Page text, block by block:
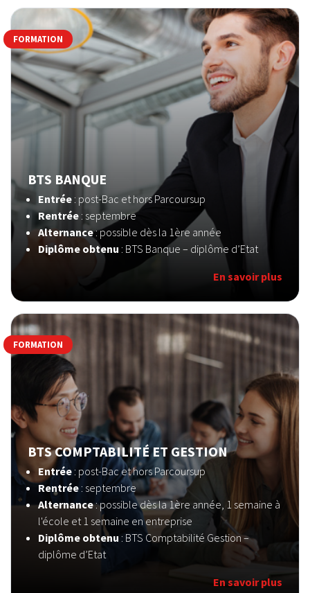
BTS BANQUE
Entrée : post-Bac et hors Parcoursup
Rentrée : septembre
Alternance: possible dès la 1ère année
Diplôme obtenu : BTS Banque – diplôme d’Etat
En savoir plus
FORMATION
BTS COMPTABILITÉ ET GESTION
Entrée: post-Bac et hors Parcoursup
Rentrée : septembre
Alternance: possible dès la 1ère année, 1 semaine à
l'école et 1 semaine en entreprise
Diplôme obtenu : BTS Comptabilité Gestion –
diplôme d’Etat
En savoir plus
FORMATION